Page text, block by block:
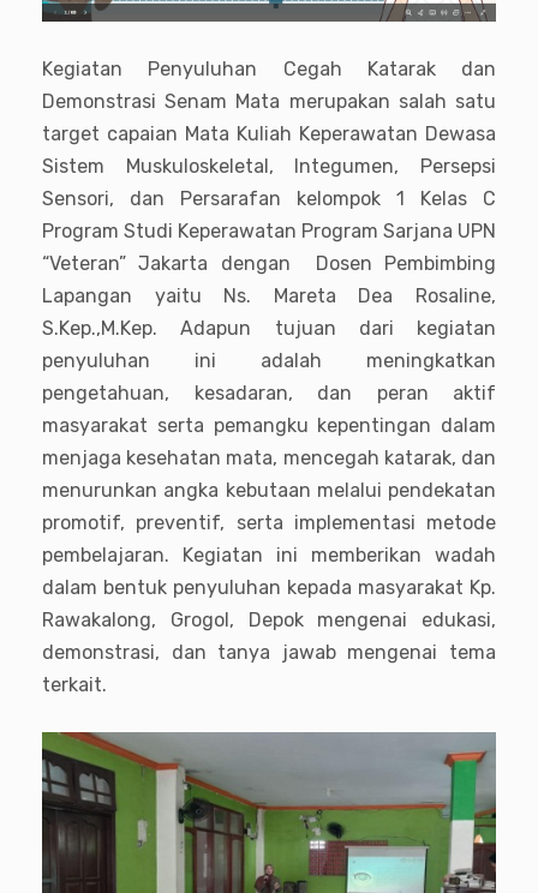
Kegiatan Penyuluhan Cegah Katarak dan
Demonstrasi Senam Mata merupakan salah satu
target capaian Mata Kuliah Keperawatan Dewasa
Sistem Muskuloskeletal, Integumen, Persepsi
Sensori, dan Persarafan kelompok 1 Kelas C
Program Studi Keperawatan Program Sarjana UPN
“Veteran” Jakarta dengan Dosen Pembimbing
Lapangan yaitu Ns. Mareta Dea Rosaline,
S.Kep.,M.Kep. Adapun tujuan dari kegiatan
penyuluhan ini adalah meningkatkan
pengetahuan, kesadaran, dan peran aktif
masyarakat serta pemangku kepentingan dalam
menjaga kesehatan mata, mencegah katarak, dan
menurunkan angka kebutaan melalui pendekatan
promotif, preventif, serta implementasi metode
pembelajaran. Kegiatan ini memberikan wadah
dalam bentuk penyuluhan kepada masyarakat Kp.
Rawakalong, Grogol, Depok mengenai edukasi,
demonstrasi, dan tanya jawab mengenai tema
terkait.